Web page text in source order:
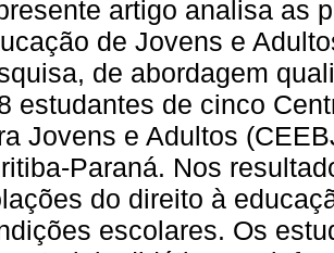
artigo analisa as
de Jovens e
de abordagem
estudantes de cinco
Jovens e Adultos
Paraná. Nos
do direito à
escolares. Os